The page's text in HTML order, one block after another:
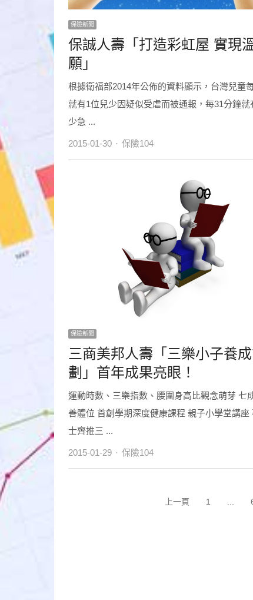
保險新聞
保誠人壽「打造彩虹屋 實現
願」
根據衛福部2014年公佈的資料顯示，台灣兒童
就有1位兒少因疑似受虐而被通報，每31分鐘就
少急 ...
2015-01-30 Author
保險104
保險新聞
三商美邦人壽「三樂小子養
劃」首年成果亮眼！
運動時數、三樂指數、腰圍身高比觀念萌芽 七
善體位 首創學期深度健康課程 親子小學堂講座
士齊推三 ...
2015-01-29 Author
保險104
上一頁 Page
1